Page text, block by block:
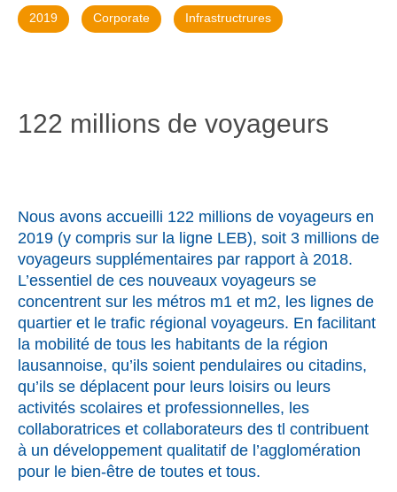
2019 Corporate Infrastructrures
122 millions de voyageurs
Nous avons accueilli 122 millions de voyageurs en
2019 (y compris sur la ligne LEB), soit 3 millions de
voyageurs supplémentaires par rapport à 2018.
L’essentiel de ces nouveaux voyageurs se
concentrent sur les métros m1 et m2, les lignes de
quartier et le trafic régional voyageurs. En facilitant
la mobilité de tous les habitants de la région
lausannoise, qu’ils soient pendulaires ou citadins,
qu’ils se déplacent pour leurs loisirs ou leurs
activités scolaires et professionnelles, les
collaboratrices et collaborateurs des tl contribuent
à un développement qualitatif de l’agglomération
pour le bien-être de toutes et tous.